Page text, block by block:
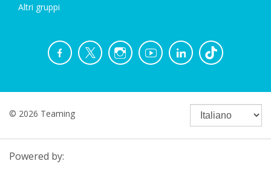
Altri gruppi
© 2026 Teaming
Powered by: